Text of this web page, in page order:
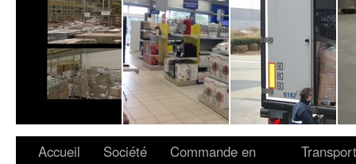
Accueil Société
Commande en